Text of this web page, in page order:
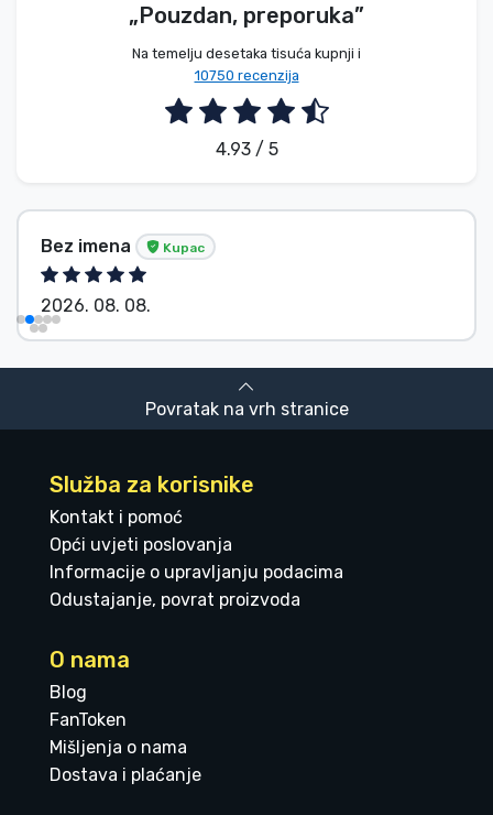
„Pouzdan, preporuka”
Na temelju desetaka tisuća kupnji i
10750 recenzija
4.93 / 5
Bez imena Kupac
2026. 08. 08.
Povratak na vrh stranice
Služba za korisnike
Kontakt i pomoć
Opći uvjeti poslovanja
Informacije o upravljanju podacima
Odustajanje, povrat proizvoda
O nama
Blog
FanToken
Mišljenja o nama
Dostava i plaćanje